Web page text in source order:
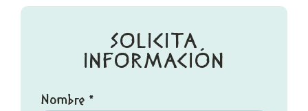
SOLICITA
INFORMACIÓN
Nombre *